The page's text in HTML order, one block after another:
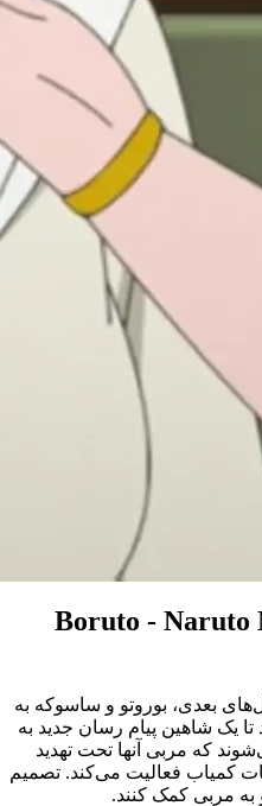
Boruto - Naruto
نسل‌های بعدی، بوروتو و ساسوکه به
یک شاهین پیام رسان جدید به
که مربی آنها تحت تهدید
کمیاب فعالیت می‌کند. تصمیم
مربی کمک کنند.